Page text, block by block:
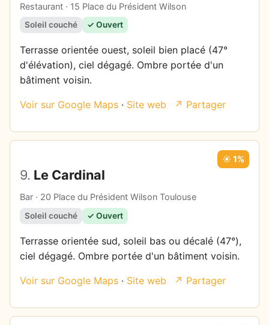
Restaurant · 15 Place du Président Wilson
Soleil couché ✓ Ouvert
Terrasse orientée ouest, soleil bien placé (47°
d'élévation), ciel dégagé. Ombre portée d'un
bâtiment voisin.
Voir sur Google Maps · Site web ↗ Partager
9. Le Cardinal
Bar · 20 Place du Président Wilson Toulouse
☀️ 1%
Soleil couché ✓ Ouvert
Terrasse orientée sud, soleil bas ou décalé (47°),
ciel dégagé. Ombre portée d'un bâtiment voisin.
Voir sur Google Maps · Site web ↗ Partager